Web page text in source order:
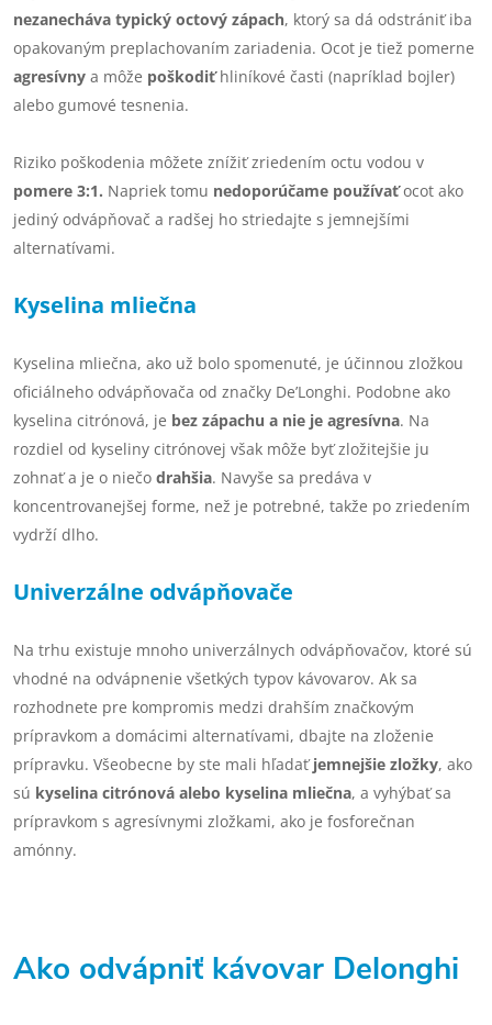
nezanecháva typický octový zápach, ktorý sa dá odstrániť iba
opakovaným preplachovaním zariadenia. Ocot je tiež pomerne
agresívny a môže poškodiťhliníkové časti (napríklad bojler)
alebo gumové tesnenia.
Riziko poškodenia môžete znížiť zriedením octu vodou v
pomere 3:1. Napriek tomu nedoporúčame používaťocot ako
jediný odvápňovač a radšej ho striedajte s jemnejšími
alternatívami.
Kyselina mliečna
Kyselina mliečna, ako už bolo spomenuté, je účinnou zložkou
oficiálneho odvápňovača od značky De’Longhi. Podobne ako
kyselina citrónová, je bez zápachu a nie je agresívna. Na
rozdiel od kyseliny citrónovej však môže byť zložitejšie ju
zohnať a je o niečo drahšia. Navyše sa predáva v
koncentrovanejšej forme, než je potrebné, takže po zriedením
vydrží dlho.
Univerzálne odvápňovače
Na trhu existuje mnoho univerzálnych odvápňovačov, ktoré sú
vhodné na odvápnenie všetkých typov kávovarov. Ak sa
rozhodnete pre kompromis medzi drahším značkovým
prípravkom a domácimi alternatívami, dbajte na zloženie
prípravku. Všeobecne by ste mali hľadaťjemnejšie zložky, ako
sú kyselina citrónová alebo kyselina mliečna, a vyhýbať sa
prípravkom s agresívnymi zložkami, ako je fosforečnan
amónny.
Ako odvápniť kávovar Delonghi